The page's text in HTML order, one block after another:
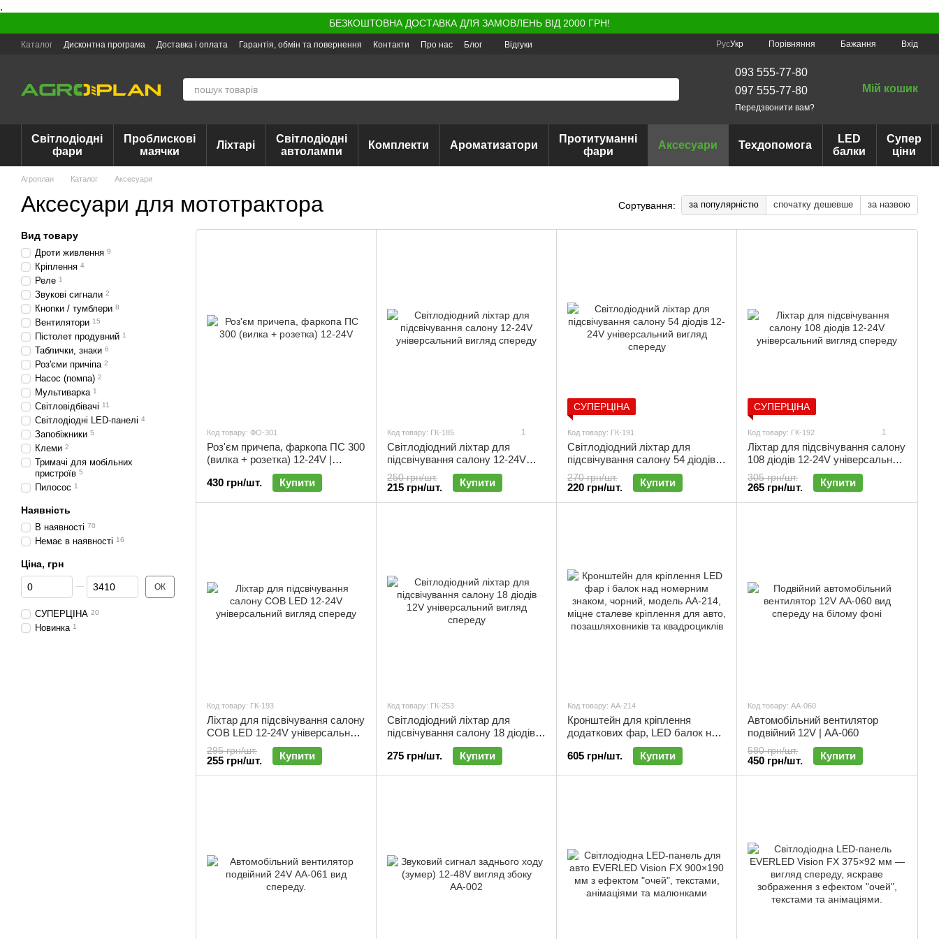
БЕЗКОШТОВНА ДОСТАВКА ДЛЯ ЗАМОВЛЕНЬ ВІД 2000 ГРН!
Каталог Дисконтна програма Доставка і оплата Гарантія, обмін та повернення Контакти Про нас Блог Відгуки РусУкр Порівняння Бажання Вхід
093 555-77-80
097 555-77-80
Передзвонити вам?
Мій кошик
Світлодіодні
фари
Проблискові
маячки
Ліхтарі
Світлодіодні
автолампи
Комплекти Ароматизатори
Протитуманні
фари
Аксесуари Техдопомога
LED
балки
Супер
ціни
Агроплан Каталог Аксесуари
Аксесуари для мототрактора Сортування: за популярністю спочатку дешевше за назвою
Код товару: ФО-301
Роз'єм причепа, фаркопа ПС 300
(вилка + розетка) 12-24V |
430 грн/шт.
Купити
Код товару: ГК-185 1
Світлодіодний ліхтар для
підсвічування салону 12-24V
універсальний | ГК-185
250 грн/шт.
215 грн/шт. Купити
СУПЕРЦІНА
Код товару: ГК-191
Світлодіодний ліхтар для
підсвічування салону 54 діодів
12-24V універсальний | ГК-191
270 грн/шт.
220 грн/шт. Купити
СУПЕРЦІНА
Код товару: ГК-192 1
Ліхтар для підсвічування салону
108 діодів 12-24V універсальний
| ГК-192
305 грн/шт.
265 грн/шт. Купити
Код товару: ГК-193
Ліхтар для підсвічування салону
COB LED 12-24V універсальний
| ГК-193
295 грн/шт.
255 грн/шт. Купити
Код товару: ГК-253
Світлодіодний ліхтар для
підсвічування салону 18 діодів
12V універсальний | ГК-253
275 грн/шт.
Купити
Код товару: АА-214
Кронштейн для кріплення
додаткових фар, LED балок над
номерним знаком | чорний |
АА-214
605 грн/шт. Купити
Код товару: АА-060
Автомобільний вентилятор
подвійний 12V | АА-060
580 грн/шт.
450 грн/шт. Купити
Вид товару
Дроти живлення 9
Кріплення 4
Реле 1
Звукові сигнали 2
Кнопки / тумблери 8
Вентилятори 15
Пістолет продувний 1
Таблички, знаки 6
Роз'єми причіпа 2
Насос (помпа) 2
Мультиварка 1
Світловідбівачі 11
Світлодіодні LED-панелі 4
Запобіжники 5
Клеми 2
Тримачі для мобільних
пристроїв 5
Пилосос 1
Наявність
В наявності 70
Немає в наявності 16
Ціна, грн
Від Ціна, грн
До Ціна, грн ОК
СУПЕРЦІНА 20
Новинка 1